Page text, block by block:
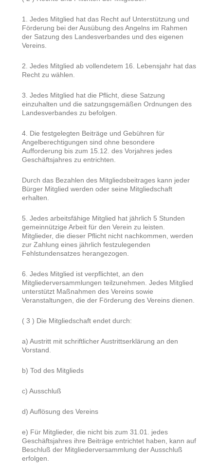
1. Jedes Mitglied hat das Recht auf Unterstützung und
Förderung bei der Ausübung des Angelns im Rahmen
der Satzung des Landesverbandes und des eigenen
Vereins.
2. Jedes Mitglied ab vollendetem 16. Lebensjahr hat das
Recht zu wählen.
3. Jedes Mitglied hat die Pflicht, diese Satzung
einzuhalten und die satzungsgemäßen Ordnungen des
Landesverbandes zu befolgen.
4. Die festgelegten Beiträge und Gebühren für
Angelberechtigungen sind ohne besondere
Aufforderung bis zum 15.12. des Vorjahres jedes
Geschäftsjahres zu entrichten.
Durch das Bezahlen des Mitgliedsbeitrages kann jeder
Bürger Mitglied werden oder seine Mitgliedschaft
erhalten.
5. Jedes arbeitsfähige Mitglied hat jährlich 5 Stunden
gemeinnützige Arbeit für den Verein zu leisten.
Mitglieder, die dieser Pflicht nicht nachkommen, werden
zur Zahlung eines jährlich festzulegenden
Fehlstundensatzes herangezogen.
6. Jedes Mitglied ist verpflichtet, an den
Mitgliederversammlungen teilzunehmen. Jedes Mitglied
unterstützt Maßnahmen des Vereins sowie
Veranstaltungen, die der Förderung des Vereins dienen.
( 3 ) Die Mitgliedschaft endet durch:
a) Austritt mit schriftlicher Austrittserklärung an den
Vorstand.
b) Tod des Mitglieds
c) Ausschluß
d) Auflösung des Vereins
e) Für Mitglieder, die nicht bis zum 31.01. jedes
Geschäftsjahres ihre Beiträge entrichtet haben, kann auf
Beschluß der Mitgliederversammlung der Ausschluß
erfolgen.